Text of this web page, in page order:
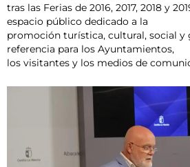
tras las Ferias de 2016, 2017, 2018 y
espacio público dedicado a la
promoción turística, cultural, social y
referencia para los Ayuntamientos,
los visitantes y los medios de